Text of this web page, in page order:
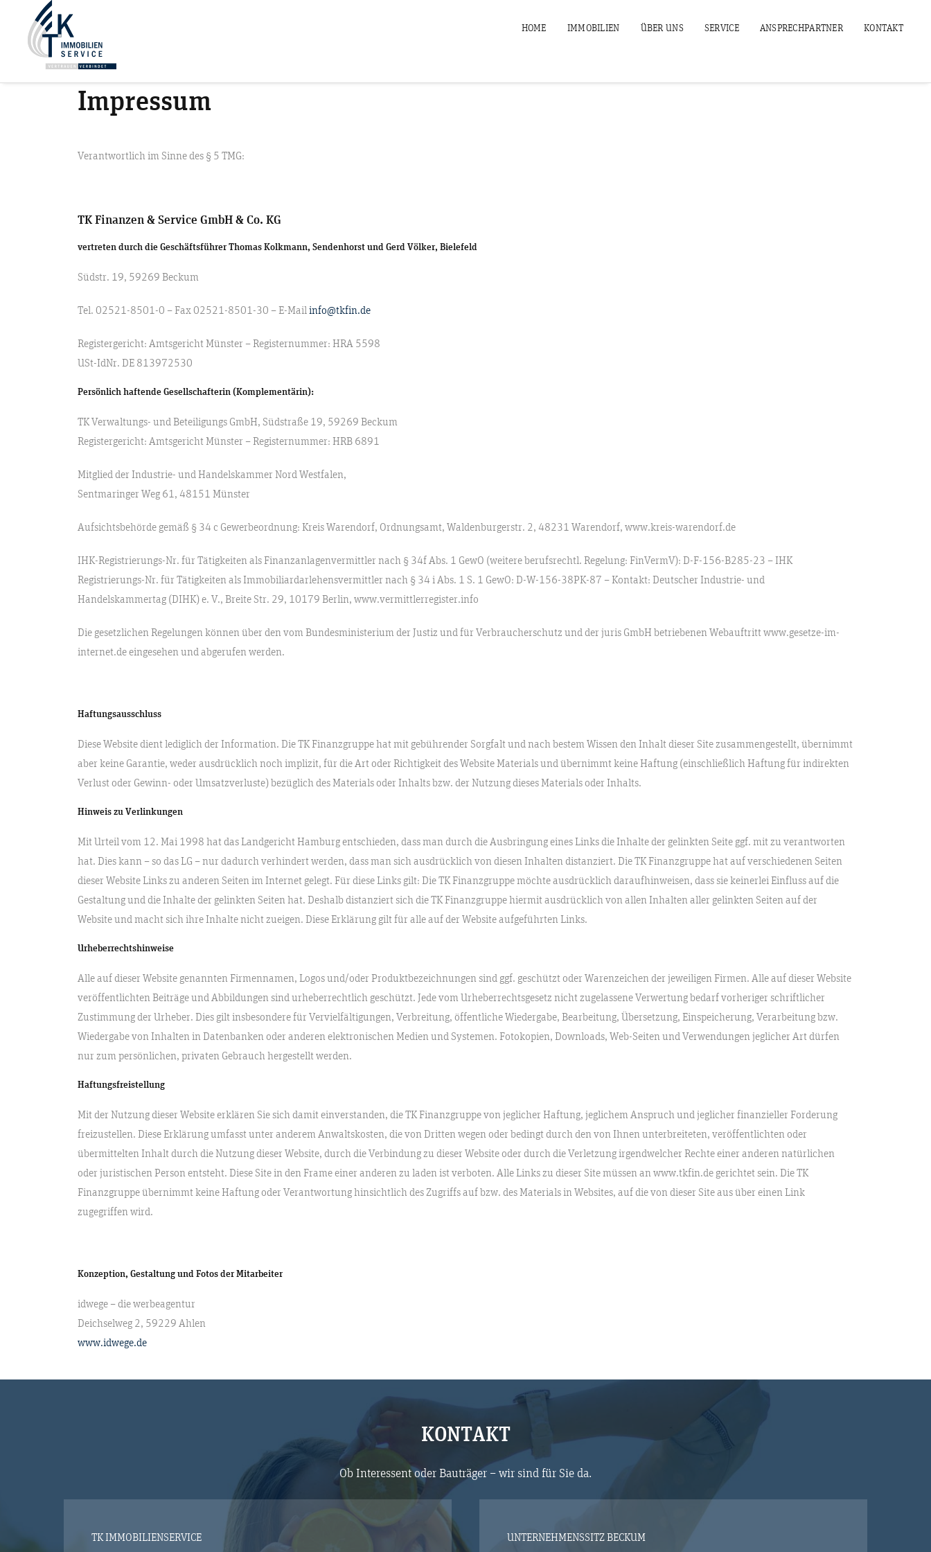
HOME IMMOBILIEN ÜBER UNS SERVICE ANSPRECHPARTNER KONTAKT
Impressum
Verantwortlich im Sinne des § 5 TMG:
TK Finanzen & Service GmbH & Co. KG
vertreten durch die Geschäftsführer Thomas Kolkmann, Sendenhorst und Gerd Völker, Bielefeld
Südstr. 19, 59269 Beckum
Tel. 02521-8501-0 – Fax 02521-8501-30 – E-Mail info@tkfin.de
Registergericht: Amtsgericht Münster – Registernummer: HRA 5598
USt-IdNr. DE 813972530
Persönlich haftende Gesellschafterin (Komplementärin):
TK Verwaltungs- und Beteiligungs GmbH, Südstraße 19, 59269 Beckum
Registergericht: Amtsgericht Münster – Registernummer: HRB 6891
Mitglied der Industrie- und Handelskammer Nord Westfalen,
Sentmaringer Weg 61, 48151 Münster
Aufsichtsbehörde gemäß § 34 c Gewerbeordnung: Kreis Warendorf, Ordnungsamt, Waldenburgerstr. 2, 48231 Warendorf, www.kreis-warendorf.de
IHK-Registrierungs-Nr. für Tätigkeiten als Finanzanlagenvermittler nach § 34f Abs. 1 GewO (weitere berufsrechtl. Regelung: FinVermV): D-F-156-B285-23 – IHK
Registrierungs-Nr. für Tätigkeiten als Immobiliardarlehensvermittler nach § 34 i Abs. 1 S. 1 GewO: D-W-156-38PK-87 – Kontakt: Deutscher Industrie- und
Handelskammertag (DIHK) e. V., Breite Str. 29, 10179 Berlin, www.vermittlerregister.info
Die gesetzlichen Regelungen können über den vom Bundesministerium der Justiz und für Verbraucherschutz und der juris GmbH betriebenen Webauftritt www.gesetze-im-
internet.de eingesehen und abgerufen werden.
Haftungsausschluss
Diese Website dient lediglich der Information. Die TK Finanzgruppe hat mit gebührender Sorgfalt und nach bestem Wissen den Inhalt dieser Site zusammengestellt, übernimmt
aber keine Garantie, weder ausdrücklich noch implizit, für die Art oder Richtigkeit des Website Materials und übernimmt keine Haftung (einschließlich Haftung für indirekten
Verlust oder Gewinn- oder Umsatzverluste) bezüglich des Materials oder Inhalts bzw. der Nutzung dieses Materials oder Inhalts.
Hinweis zu Verlinkungen
Mit Urteil vom 12. Mai 1998 hat das Landgericht Hamburg entschieden, dass man durch die Ausbringung eines Links die Inhalte der gelinkten Seite ggf. mit zu verantworten
hat. Dies kann – so das LG – nur dadurch verhindert werden, dass man sich ausdrücklich von diesen Inhalten distanziert. Die TK Finanzgruppe hat auf verschiedenen Seiten
dieser Website Links zu anderen Seiten im Internet gelegt. Für diese Links gilt: Die TK Finanzgruppe möchte ausdrücklich daraufhinweisen, dass sie keinerlei Einfluss auf die
Gestaltung und die Inhalte der gelinkten Seiten hat. Deshalb distanziert sich die TK Finanzgruppe hiermit ausdrücklich von allen Inhalten aller gelinkten Seiten auf der
Website und macht sich ihre Inhalte nicht zueigen. Diese Erklärung gilt für alle auf der Website aufgeführten Links.
Urheberrechtshinweise
Alle auf dieser Website genannten Firmennamen, Logos und/oder Produktbezeichnungen sind ggf. geschützt oder Warenzeichen der jeweiligen Firmen. Alle auf dieser Website
veröffentlichten Beiträge und Abbildungen sind urheberrechtlich geschützt. Jede vom Urheberrechtsgesetz nicht zugelassene Verwertung bedarf vorheriger schriftlicher
Zustimmung der Urheber. Dies gilt insbesondere für Vervielfältigungen, Verbreitung, öffentliche Wiedergabe, Bearbeitung, Übersetzung, Einspeicherung, Verarbeitung bzw.
Wiedergabe von Inhalten in Datenbanken oder anderen elektronischen Medien und Systemen. Fotokopien, Downloads, Web-Seiten und Verwendungen jeglicher Art dürfen
nur zum persönlichen, privaten Gebrauch hergestellt werden.
Haftungsfreistellung
Mit der Nutzung dieser Website erklären Sie sich damit einverstanden, die TK Finanzgruppe von jeglicher Haftung, jeglichem Anspruch und jeglicher finanzieller Forderung
freizustellen. Diese Erklärung umfasst unter anderem Anwaltskosten, die von Dritten wegen oder bedingt durch den von Ihnen unterbreiteten, veröffentlichten oder
übermittelten Inhalt durch die Nutzung dieser Website, durch die Verbindung zu dieser Website oder durch die Verletzung irgendwelcher Rechte einer anderen natürlichen
oder juristischen Person entsteht. Diese Site in den Frame einer anderen zu laden ist verboten. Alle Links zu dieser Site müssen an www.tkfin.de gerichtet sein. Die TK
Finanzgruppe übernimmt keine Haftung oder Verantwortung hinsichtlich des Zugriffs auf bzw. des Materials in Websites, auf die von dieser Site aus über einen Link
zugegriffen wird.
Konzeption, Gestaltung und Fotos der Mitarbeiter
idwege – die werbeagentur
Deichselweg 2, 59229 Ahlen
www.idwege.de
KONTAKT
Ob Interessent oder Bauträger – wir sind für Sie da.
TK IMMOBILIENSERVICE
UNTERNEHMENSSITZ BECKUM